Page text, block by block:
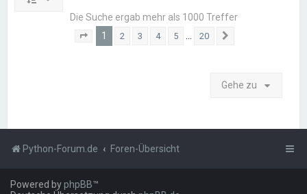
Die Suche ergab mehr als 1000 Treffer
Seite von 20
1 2 3 4 5 … 20
Gehe zu
Python-Forum.de Foren-Übersicht
Powered byphpBB™